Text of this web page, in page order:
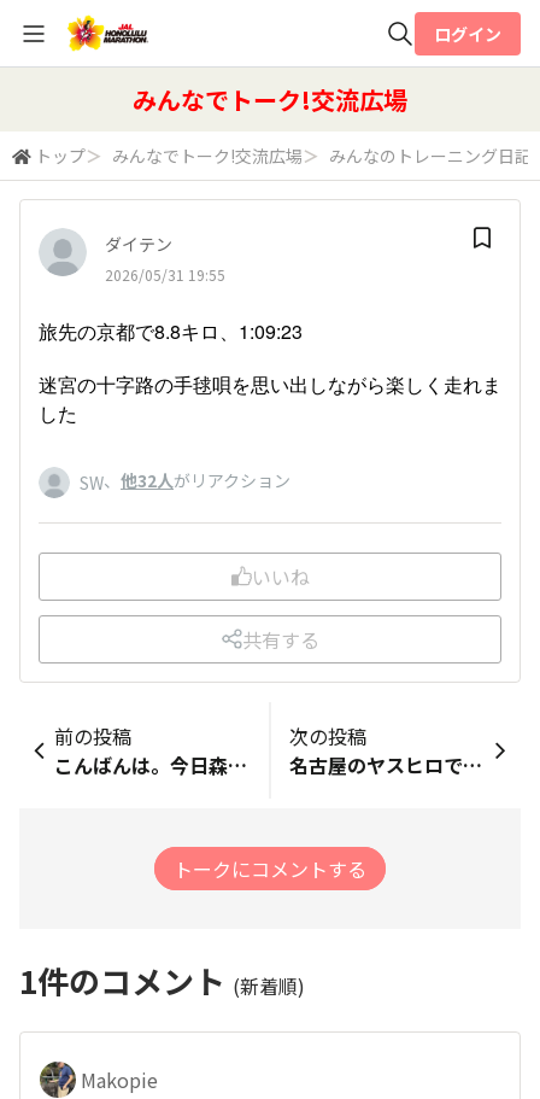
検索
ログイン
みんなでトーク!交流広場
トップ＞ みんなでトーク!交流広場＞ みんなのトレーニング日記
ダイテン
2026/05/31 19:55
旅先の京都で8.8キロ、1:09:23
迷宮の十字路の手毬唄を思い出しながら楽しく走れま
した
SW、 他32人がリアクション
いいね
共有する
前の投稿
こんばんは。今日森永製菓INプリゼントの味スタでのリレーカーニバルにソロで参加させていただきました。ソロとは都合によりチームが組めなかった人たちがRUNNET、JPHS、オンラインRUN?の力を借りて、にわかチームを組んでもらい、リレーに参加するというものです。私が入ったのは、JPHSのメンバーによるチームで、9名とリーダー1名の構成でした。ラン歴はさまざまでした、3時間の間に全体で36周X1kmという結果でしたが、結構楽しかったです。
次の投稿
名古屋のヤスヒロです。こんばんは♪ &nbsp; 本日、朝のうち曇りのち晴れの25℃の暑さの中「名古屋しゃちほこトライアルVol.9」ハーフマラソンに参加してきました。目標の「1. ゴールすること」 「2. 歩かないこと」 &nbsp;「3. それからレースを楽しむこと」これは、作家「村上春樹氏」の「走ることについて語るときに僕の語ること」のなかで述べられている言葉です。16年ほど前に出版された書ですがランナーにとっては含蓄のある言葉があるエッセーになっています。ランナー必読の書だと思います。ちなみに、今日の三つの目標は、すべてクリアてきました。、
トークにコメントする
1件のコメント (新着順)
Makopie